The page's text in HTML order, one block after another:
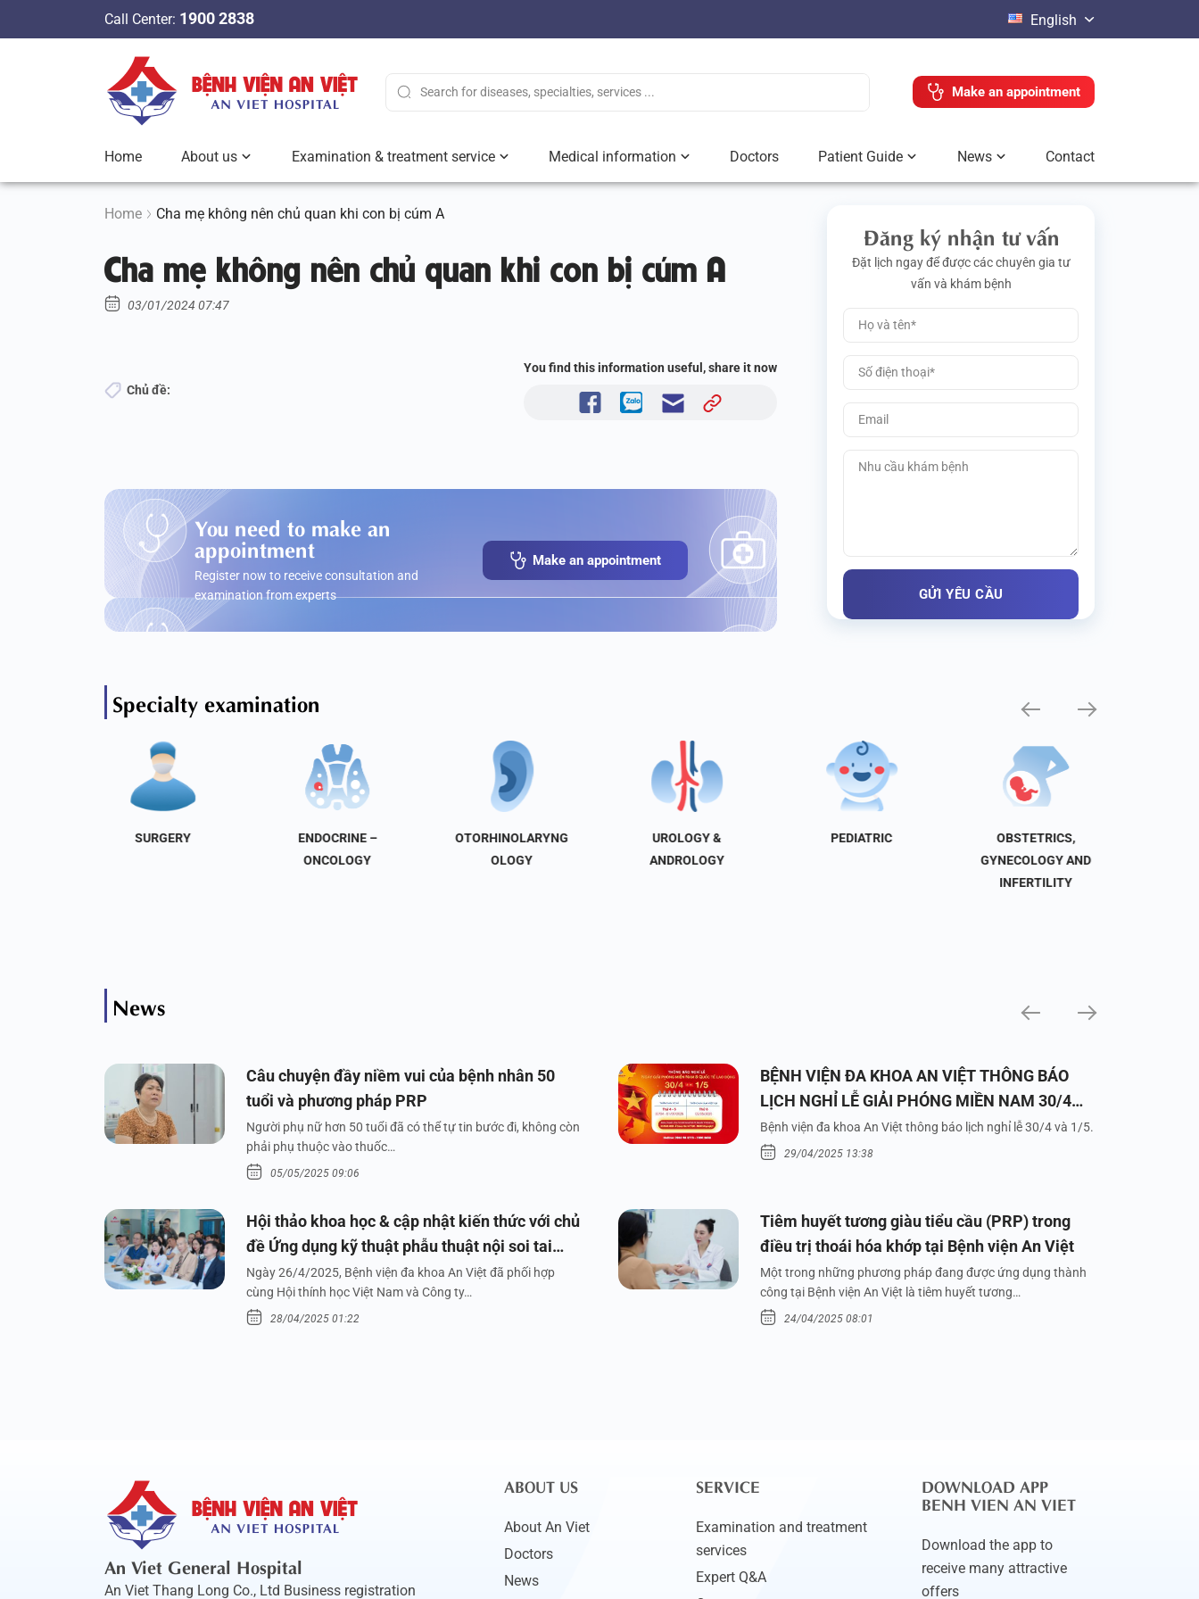
n
Call Center: 1900 2838 English
Make an appointment
Home About us Examination & treatment service Medical information Doctors Patient Guide News Contact
Home Cha mẹ không nên chủ quan khi con bị cúm A
Cha mẹ không nên chủ quan khi con bị cúm A
03/01/2024 07:47
Chủ đề:
You find this information useful, share it now
You need to make an
appointment
Register now to receive consultation and
examination from experts
Make an appointment
Đăng ký nhận tư vấn
Đặt lịch ngay để được các chuyên gia tư
vấn và khám bệnh
Specialty examination
SURGERY
ENDOCRINE –
ONCOLOGY
OTORHINOLARYNG
OLOGY
UROLOGY &
ANDROLOGY
PEDIATRIC
OBSTETRICS,
GYNECOLOGY AND
INFERTILITY
News
Câu chuyện đầy niềm vui của bệnh nhân 50
tuổi và phương pháp PRP
Người phụ nữ hơn 50 tuổi đã có thể tự tin bước đi, không còn
phải phụ thuộc vào thuốc…
05/05/2025 09:06
BỆNH VIỆN ĐA KHOA AN VIỆT THÔNG BÁO
LỊCH NGHỈ LỄ GIẢI PHÓNG MIỀN NAM 30/4
VÀ QUỐC TẾ LAO ĐỘNG 1/5/2025
Bệnh viện đa khoa An Việt thông báo lịch nghỉ lễ 30/4 và 1/5.
29/04/2025 13:38
Hội thảo khoa học & cập nhật kiến thức với chủ
đề Ứng dụng kỹ thuật phẫu thuật nội soi tai
dưới nước
Ngày 26/4/2025, Bệnh viện đa khoa An Việt đã phối hợp
cùng Hội thính học Việt Nam và Công ty…
28/04/2025 01:22
Tiêm huyết tương giàu tiểu cầu (PRP) trong
điều trị thoái hóa khớp tại Bệnh viện An Việt
Một trong những phương pháp đang được ứng dụng thành
công tại Bệnh viện An Việt là tiêm huyết tương…
24/04/2025 08:01
An Viet General Hospital
An Viet Thang Long Co., Ltd Business registration
ABOUT US
About An Viet
Doctors
News
SERVICE
Examination and treatment
services
Expert Q&A
DOWNLOAD APP
BENH VIEN AN VIET
Download the app to
receive many attractive
offers